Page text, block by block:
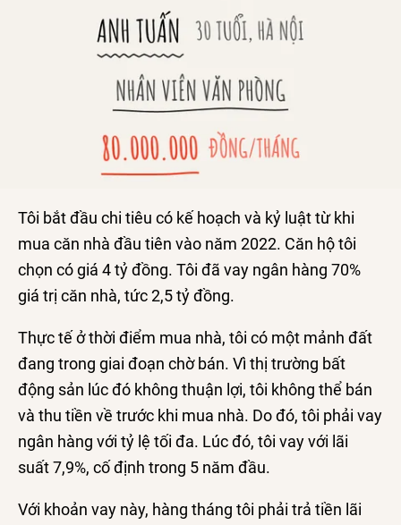
Tôi bắt đầu chi tiêu có kế hoạch và kỷ luật từ khi
mua căn nhà đầu tiên vào năm 2022. Căn hộ tôi
chọn có giá4 tỷ đồng. Tôi đã vay ngân hàng 70%
giá trị căn nhà, tức2,5 tỷ đồng.
Thực tế ở thời điểm mua nhà, tôi có một mảnh đất
đang trong giai đoạn chờ bán. Vì thị trường bất
động sản lúc đó không thuận lợi, tôi không thể bán
và thu tiền về trước khi mua nhà. Do đó, tôi phải vay
ngân hàng với tỷ lệ tối đa. Lúc đó, tôi vay với lãi
suất 7,9%, cố định trong 5 năm đầu.
Với khoản vay này, hàng tháng tôi phải trả tiền lãi